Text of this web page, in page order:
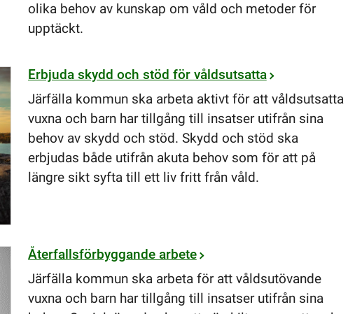
olika behov av kunskap om våld och metoder för
upptäckt.
Erbjuda skydd och stöd för våldsutsatta
Järfälla kommun ska arbeta aktivt för att våldsutsatta
vuxna och barn har tillgång till insatser utifrån sina
behov av skydd och stöd. Skydd och stöd ska
erbjudas både utifrån akuta behov som för att på
längre sikt syfta till ett liv fritt från våld.
Återfallsförbyggande arbete
Järfälla kommun ska arbeta för att våldsutövande
vuxna och barn har tillgång till insatser utifrån sina